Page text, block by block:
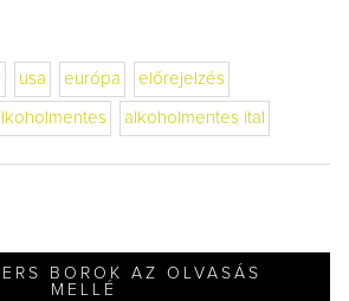
usa európa előrejelzés
alkoholmentes ital
BOROK AZ OLVASÁS
MELLÉ